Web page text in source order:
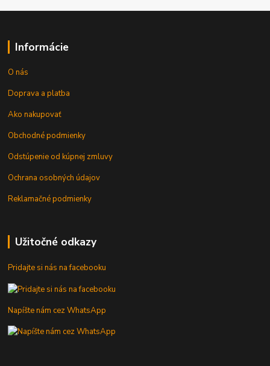
Informácie
O nás
Doprava a platba
Ako nakupovať
Obchodné podmienky
Odstúpenie od kúpnej zmluvy
Ochrana osobných údajov
Reklamačné podmienky
Užitočné odkazy
Pridajte si nás na facebooku
Napíšte nám cez WhatsApp